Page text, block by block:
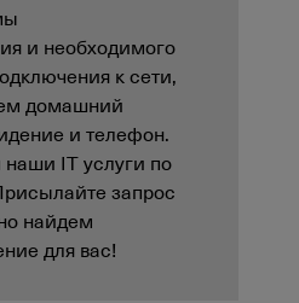
и необходимого
к сети,
домашний
и телефон.
IT услуги по
запрос
найдем
для вас!